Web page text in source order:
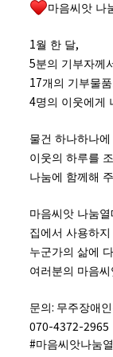
마음씨앗 나
1월 한 달,
5분의 기부자께
17개의 기부물
4명의 이웃에게
물건 하나하나에
이웃의 하루를
나눔에 함께해
마음씨앗 나눔
집에서 사용하
누군가의 삶에
여러분의 마음
문의 : 무주장애
070-4372-2965
#마음씨앗나눔